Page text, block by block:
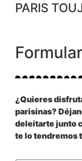
PARIS
¿Quieres
parisinas?
deleitarte junto
te lo tendremos